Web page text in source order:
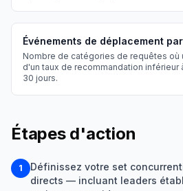
Événements de déplacement
Nombre de catégories de requêtes où
d'un taux de recommandation inférieur
30 jours.
Étapes d'action
1
Définissez votre set
directs — incluant leaders